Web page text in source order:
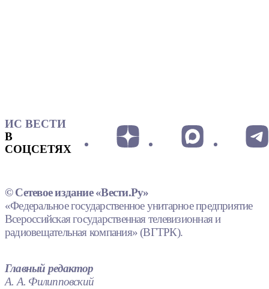
ИС ВЕСТИ
В
СОЦСЕТЯХ
© Сетевое издание «Вести.Ру»
«Федеральное государственное унитарное предприятие
Всероссийская государственная телевизионная и
радиовещательная компания» (ВГТРК).
Главный редактор
А. А. Филипповский